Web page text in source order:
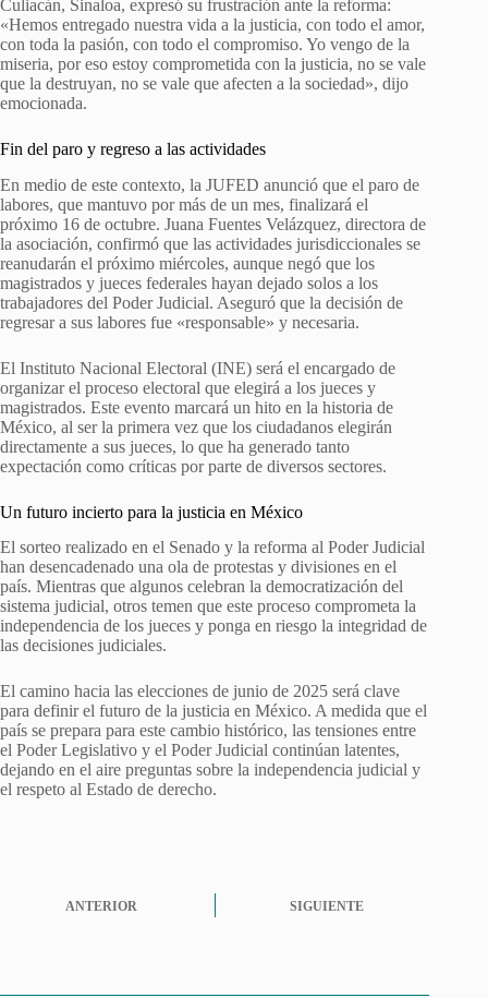
Culiacán, Sinaloa, expresó su frustración ante la reforma:
«Hemos entregado nuestra vida a la justicia, con todo el amor,
con toda la pasión, con todo el compromiso. Yo vengo de la
miseria, por eso estoy comprometida con la justicia, no se vale
que la destruyan, no se vale que afecten a la sociedad», dijo
emocionada.
Fin del paro y regreso a las actividades
En medio de este contexto, la JUFED anunció que el paro de
labores, que mantuvo por más de un mes, finalizará el
próximo 16 de octubre. Juana Fuentes Velázquez, directora de
la asociación, confirmó que las actividades jurisdiccionales se
reanudarán el próximo miércoles, aunque negó que los
magistrados y jueces federales hayan dejado solos a los
trabajadores del Poder Judicial. Aseguró que la decisión de
regresar a sus labores fue «responsable» y necesaria.
El Instituto Nacional Electoral (INE) será el encargado de
organizar el proceso electoral que elegirá a los jueces y
magistrados. Este evento marcará un hito en la historia de
México, al ser la primera vez que los ciudadanos elegirán
directamente a sus jueces, lo que ha generado tanto
expectación como críticas por parte de diversos sectores.
Un futuro incierto para la justicia en México
El sorteo realizado en el Senado y la reforma al Poder Judicial
han desencadenado una ola de protestas y divisiones en el
país. Mientras que algunos celebran la democratización del
sistema judicial, otros temen que este proceso comprometa la
independencia de los jueces y ponga en riesgo la integridad de
las decisiones judiciales.
El camino hacia las elecciones de junio de 2025 será clave
para definir el futuro de la justicia en México. A medida que el
país se prepara para este cambio histórico, las tensiones entre
el Poder Legislativo y el Poder Judicial continúan latentes,
dejando en el aire preguntas sobre la independencia judicial y
el respeto al Estado de derecho.
ANTERIOR SIGUIENTE